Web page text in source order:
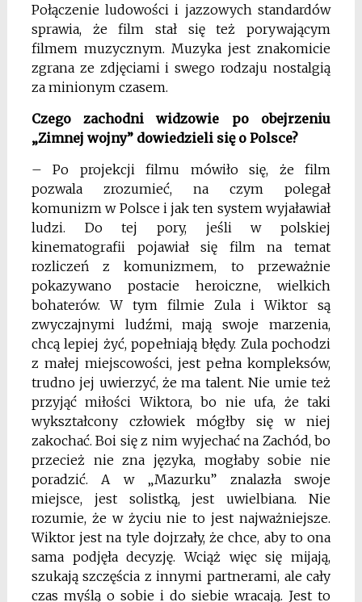
Połączenie ludowości i jazzowych standardów
sprawia, że film stał się też porywającym
filmem muzycznym. Muzyka jest znakomicie
zgrana ze zdjęciami i swego rodzaju nostalgią
za minionym czasem.
Czego zachodni widzowie po obejrzeniu
„Zimnej wojny” dowiedzieli się o Polsce?
– Po projekcji filmu mówiło się, że film
pozwala zrozumieć, na czym polegał
komunizm w Polsce i jak ten system wyjaławiał
ludzi. Do tej pory, jeśli w polskiej
kinematografii pojawiał się film na temat
rozliczeń z komunizmem, to przeważnie
pokazywano postacie heroiczne, wielkich
bohaterów. W tym filmie Zula i Wiktor są
zwyczajnymi ludźmi, mają swoje marzenia,
chcą lepiej żyć, popełniają błędy. Zula pochodzi
z małej miejscowości, jest pełna kompleksów,
trudno jej uwierzyć, że ma talent. Nie umie też
przyjąć miłości Wiktora, bo nie ufa, że taki
wykształcony człowiek mógłby się w niej
zakochać. Boi się z nim wyjechać na Zachód, bo
przecież nie zna języka, mogłaby sobie nie
poradzić. A w „Mazurku” znalazła swoje
miejsce, jest solistką, jest uwielbiana. Nie
rozumie, że w życiu nie to jest najważniejsze.
Wiktor jest na tyle dojrzały, że chce, aby to ona
sama podjęła decyzję. Wciąż więc się mijają,
szukają szczęścia z innymi partnerami, ale cały
czas myślą o sobie i do siebie wracają. Jest to